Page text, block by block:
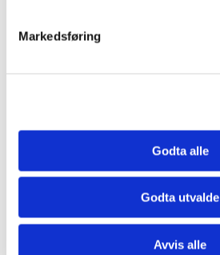
Markedsføring
Godta alle
Godta utvalde
Avvis alle
Kraftelektronikk
Krav: 10 studiepoeng